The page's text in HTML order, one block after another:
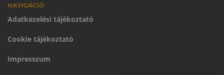
NAVIGÁCIÓ
Adatkezelési tájékoztató
Cookie tájékoztató
Impresszum